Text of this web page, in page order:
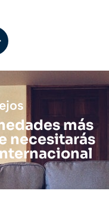
más
necesitarás